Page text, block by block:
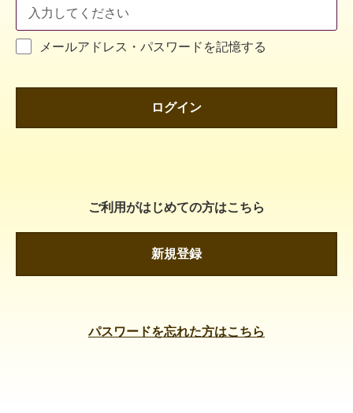
メールアドレス・パスワードを記憶する
ログイン
ご利用がはじめての方はこちら
新規登録
パスワードを忘れた方はこちら